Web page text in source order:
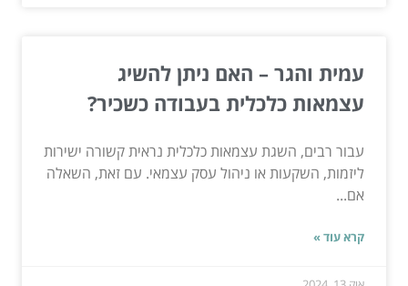
עמית והגר – האם ניתן להשיג
עצמאות כלכלית בעבודה כשכיר?
עבור רבים, השגת עצמאות כלכלית נראית קשורה ישירות
ליזמות, השקעות או ניהול עסק עצמאי. עם זאת, השאלה
אם...
קרא עוד »